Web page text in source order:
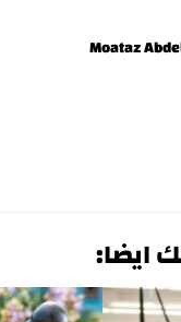
Moataz
ايضا: